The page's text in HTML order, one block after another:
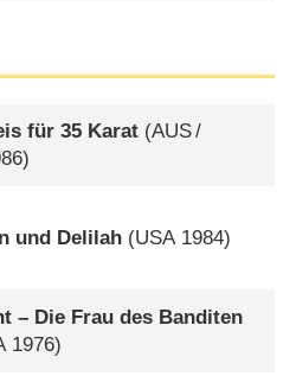
für 35 Karat (AUS/
und Delilah (USA1984)
– Die Frau des Banditen
1976)